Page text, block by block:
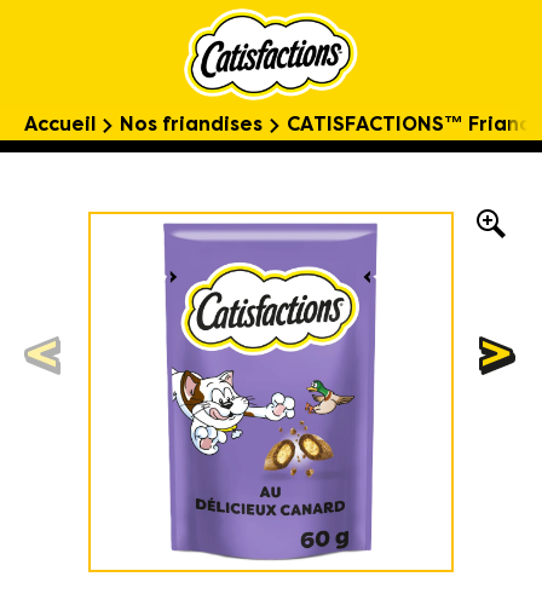
Accueil Nos friandises CATISFACTIONS™